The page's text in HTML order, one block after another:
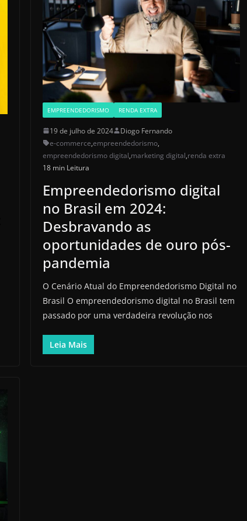
EMPREENDEDORISMO RENDA EXTRA
19 de julho de 2024
Diogo Fernando
e-commerce,empreendedorismo,
empreendedorismo digital,marketing digital,renda extra
18 min Leitura
Empreendedorismo digital
no Brasil em 2024:
Desbravando as
oportunidades de ouro pós-
pandemia
O Cenário Atual do Empreendedorismo Digital no
Brasil O empreendedorismo digital no Brasil tem
passado por uma verdadeira revolução nos
Leia Mais